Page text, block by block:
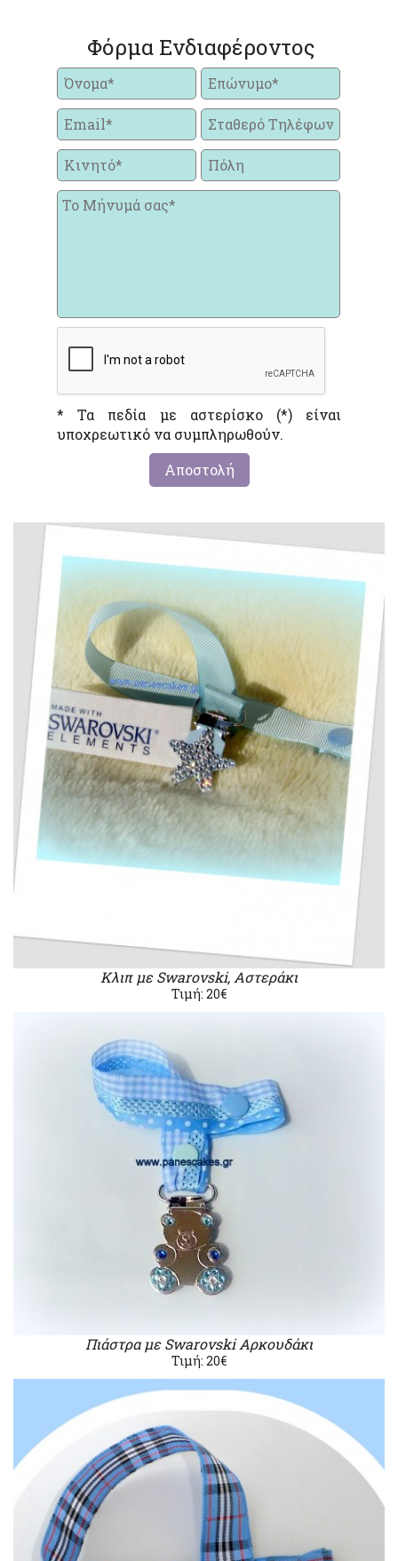
Φόρμα Ενδιαφέροντος
* Τα πεδία με αστερίσκο (*) είναι
υποχρεωτικό να συμπληρωθούν.
Κλιπ με Swarovski, Αστεράκι
Τιμή: 20€
Πιάστρα με Swarovski Αρκουδάκι
Τιμή: 20€